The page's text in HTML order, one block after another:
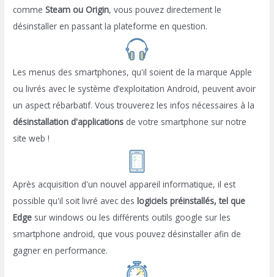
commeSteam ou Origin, vous pouvez directement le
désinstaller en passant la plateforme en question.
Les menus des smartphones, qu'il soient de la marque Apple
ou livrés avec le système d’exploitation Android, peuvent avoir
un aspect rébarbatif. Vous trouverez les infos nécessaires à la
désinstallation d'applications de votre smartphone sur notre
site web !
Après acquisition d'un nouvel appareil informatique, il est
possible qu'il soit livré avec des logiciels préinstallés, tel que
Edge sur windows ou les différents outils google sur les
smartphone android, que vous pouvez désinstaller afin de
gagner en performance.